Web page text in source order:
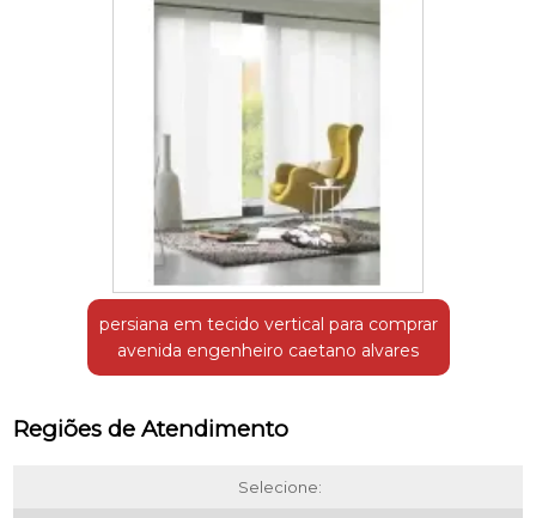
persiana em tecido vertical para comprar
avenida engenheiro caetano alvares
Regiões de Atendimento
Selecione: